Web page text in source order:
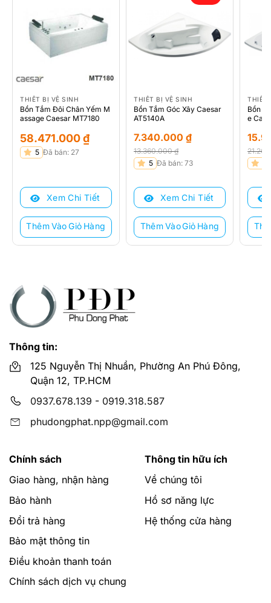
THIẾT BỊ VỆ SINH
Bồn Tắm Đôi Chân Yếm M
assage Caesar MT7180
58.471.000₫
5 Đã bán: 27
Xem Chi Tiết
Thêm Vào Giỏ Hàng
THIẾT BỊ VỆ SINH
Bồn Tắm Góc Xây Caesar
AT5140A
13.360.000₫
Giá
là:
13.360.000 ₫.
7.340.000₫
Giá
tại
7.340.000 ₫.
5 Đã bán: 73
Xem Chi Tiết
Thêm Vào Giỏ Hàng
THIẾT
Bồn
e
Giá
là:
Giá
tại
Thông tin:
125 Nguyễn Thị Nhuần, Phường An Phú Đông,
Quận 12, TP.HCM
0937.678.139 - 0919.318.587
phudongphat.npp@gmail.com
Chính sách
Giao hàng, nhận hàng
Bảo hành
Đổi trả hàng
Bảo mật thông tin
Điều khoản thanh toán
Chính sách dịch vụ chung
Thông tin hữu ích
Về chúng tôi
Hồ sơ năng lực
Hệ thống cửa hàng